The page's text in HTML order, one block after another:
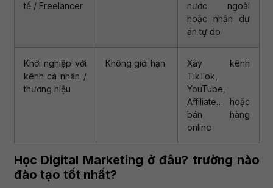
tế / Freelancer
nước ngoài
hoặc nhận dự
án tự do
Khởi nghiệp với
kênh cá nhân /
thương hiệu
Không giới hạn
Xây kênh
TikTok,
YouTube,
Affiliate… hoặc
bán hàng
online
Học Digital Marketing ở đâu? trường nào
đào tạo tốt nhất?